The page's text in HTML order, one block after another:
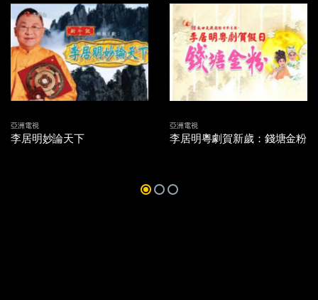
亞洲電視
李居明妙論天下
亞洲電視
李居明粵劇賀新歲：錢塘金粉